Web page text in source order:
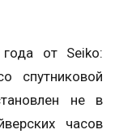
от Seiko:
спутниковой
не в
часов